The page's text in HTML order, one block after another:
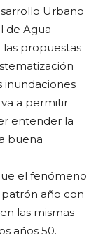
Urbano
de Agua
las propuestas
inundaciones
a permitir
entender la
buena
el fenómeno
año con
las mismas
años 50.